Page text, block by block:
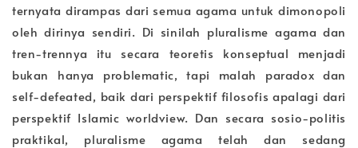
ternyata dirampas dari semua agama untuk dimonopoli
oleh dirinya sendiri. Di sinilah pluralisme agama dan
tren-trennya itu secara teoretis konseptual menjadi
bukan hanya problematic, tapi malah paradox dan
self-defeated, baik dari perspektif filosofis apalagi dari
perspektif Islamic worldview. Dan secara sosio-politis
praktikal, pluralisme agama telah dan sedang